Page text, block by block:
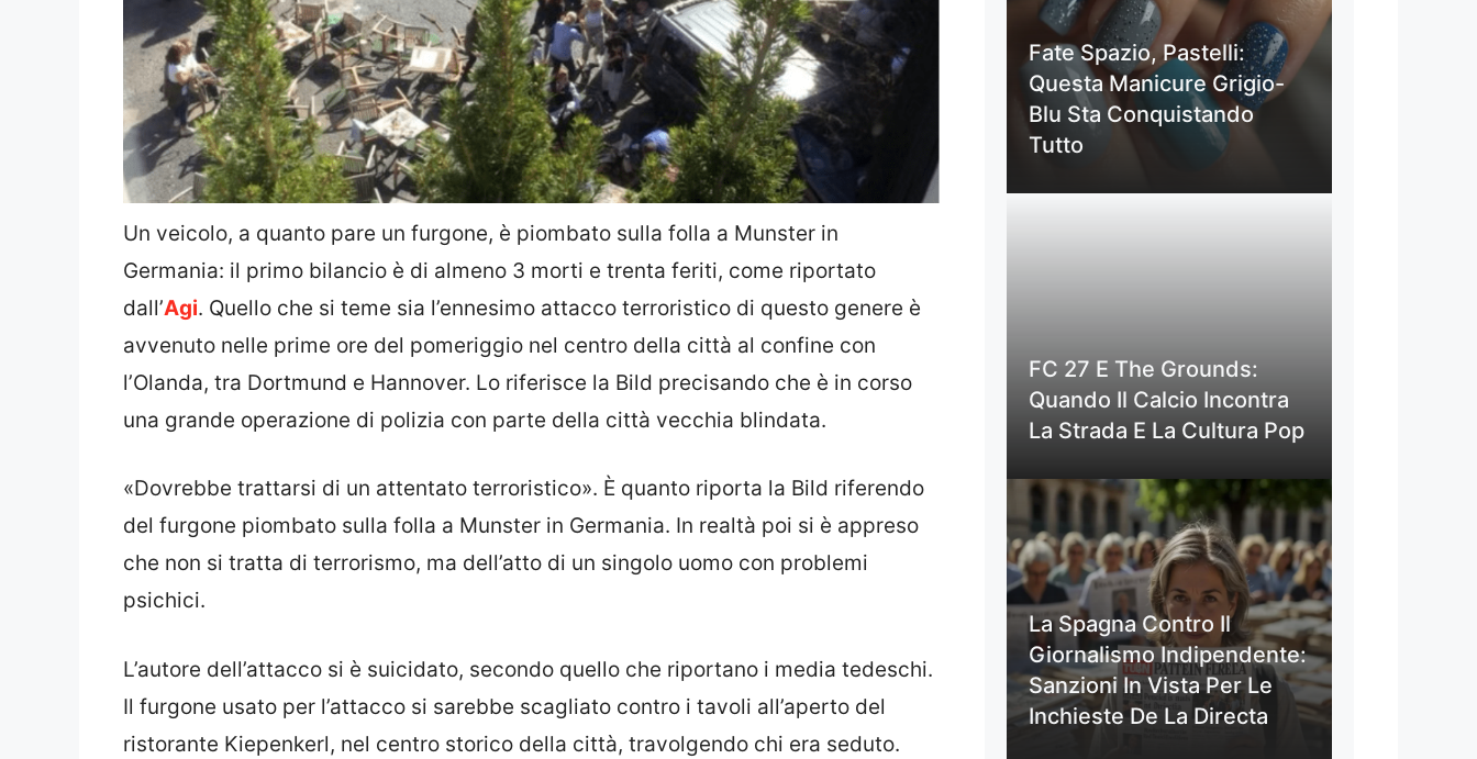
Un veicolo, a quanto pare un furgone, è piombato sulla folla a Munster in
Germania: il primo bilancio è di almeno 3 morti e trenta feriti, come riportato
dall’Agi. Quello che si teme sia l’ennesimo attacco terroristico di questo genere è
avvenuto nelle prime ore del pomeriggio nel centro della città al confine con
l’Olanda, tra Dortmund e Hannover. Lo riferisce la Bild precisando che è in corso
una grande operazione di polizia con parte della città vecchia blindata.
«Dovrebbe trattarsi di un attentato terroristico». È quanto riporta la Bild riferendo
del furgone piombato sulla folla a Munster in Germania. In realtà poi si è appreso
che non si tratta di terrorismo, ma dell’atto di un singolo uomo con problemi
psichici.
L’autore dell’attacco si è suicidato, secondo quello che riportano i media tedeschi.
Il furgone usato per l’attacco si sarebbe scagliato contro i tavoli all’aperto del
ristorante Kiepenkerl, nel centro storico della città, travolgendo chi era seduto.
Fate Spazio, Pastelli:
Questa Manicure Grigio-
Blu Sta Conquistando
Tutto
FC 27 E The Grounds:
Quando Il Calcio Incontra
La Strada E La Cultura Pop
La Spagna Contro Il
Giornalismo Indipendente:
Sanzioni In Vista Per Le
Inchieste De La Directa